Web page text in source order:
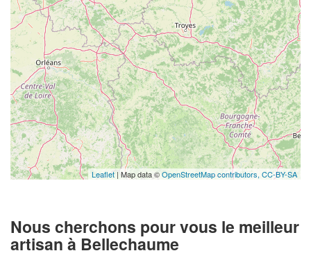
Leaflet | Map data ©OpenStreetMap contributors, CC-BY-SA
Nous cherchons pour vous le meilleur
artisan à Bellechaume